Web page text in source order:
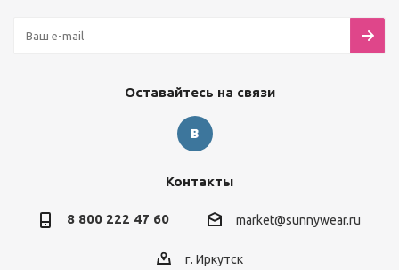
Оставайтесь на связи
Контакты
8 800 222 47 60 market@sunnywear.ru
г. Иркутск